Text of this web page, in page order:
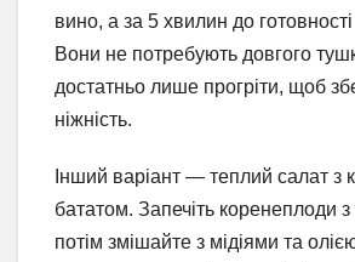
вино, а за 5 хвилин до готовності
Вони не потребують довгого
достатньо лише прогріти, щоб
ніжність.
Інший варіант — теплий салат з
бататом. Запечіть коренеплоди
потім змішайте з мідіями та